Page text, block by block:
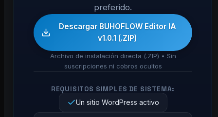
preferido.
Descargar BUHOFLOW Editor IA
v1.0.1 (.ZIP)
Archivo de instalación directa (.ZIP) • Sin
suscripciones ni cobros ocultos
REQUISITOS SIMPLES DE SISTEMA:
Un sitio WordPress activo